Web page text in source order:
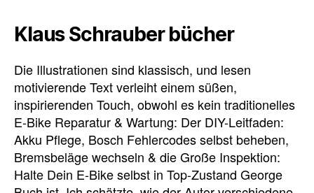
Klaus Schrauber bücher
Die Illustrationen sind klassisch, und lesen
motivierende Text verleiht einem süßen,
inspirierenden Touch, obwohl es kein traditionelles
E-Bike Reparatur & Wartung: Der DIY-Leitfaden:
Akku Pflege, Bosch Fehlercodes selbst beheben,
Bremsbeläge wechseln & die Große Inspektion:
Halte Dein E-Bike selbst in Top-Zustand George